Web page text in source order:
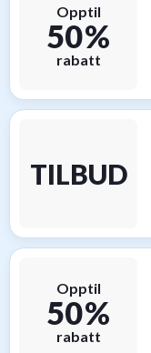
Opptil
50 %
rabatt
TILBUD
Opptil
50 %
rabatt